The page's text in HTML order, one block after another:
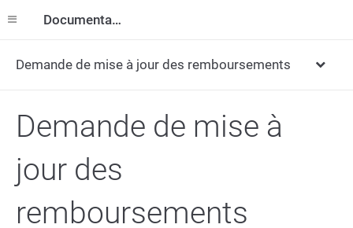
Documentation
Demande de mise à jour des remboursements
Demande de mise à
jour des
remboursements